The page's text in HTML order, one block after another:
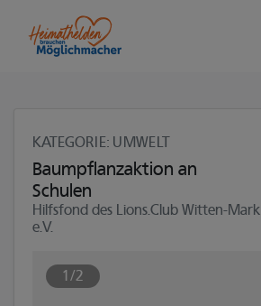
KATEGORIE: UMWELT
Baumpflanzaktion an
Schulen
Hilfsfond des Lions.Club Witten-Mark
e.V.
1/2